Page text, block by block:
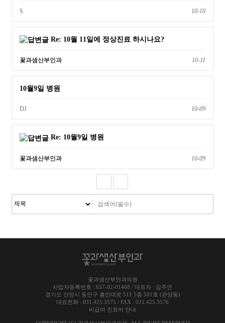
S 10-10
Re: 10월 11일에 정상진료 하시나요?
꽃과샘산부인과 10-11
10월9일 병원
DJ 10-09
Re: 10월9일 병원
꽃과샘산부인과 10-09
꽃과샘산부인과의원
사업자등록번호 : 657-02-01468 / 대표자 : 김주연
경기도 안양시 동안구 흥안대로 511 5층 501호 (관양동)
대표전화 : 031.425.3575 / FAX : 031.425.3576
비급여 진료비 안내